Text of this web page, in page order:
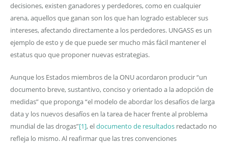
decisiones, existen ganadores y perdedores, como en cualquier
arena, aquellos que ganan son los que han logrado establecer sus
intereses, afectando directamente a los perdedores. UNGASS es un
ejemplo de esto y de que puede ser mucho más fácil mantener el
estatus quo que proponer nuevas estrategias.
Aunque los Estados miembros de la ONU acordaron producir “un
documento breve, sustantivo, conciso y orientado a la adopción de
medidas” que proponga “el modelo de abordar los desafíos de larga
data y los nuevos desafíos en la tarea de hacer frente al problema
mundial de las drogas”[1], eldocumento de resultados redactado no
refleja lo mismo. Al reafirmar que las tres convenciones